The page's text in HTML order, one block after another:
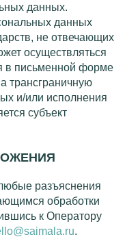
данных.
данных
не отвечающих
осуществляться
в письменной форме
трансграничную
и/или исполнения
субъект
разъяснения
обработки
к Оператору
.